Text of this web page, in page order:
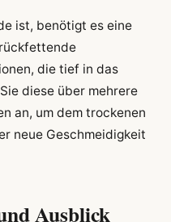
ist, benötigt es eine
die tief in das
diese über mehrere
an, um dem trockenen
neue Geschmeidigkeit
Ausblick